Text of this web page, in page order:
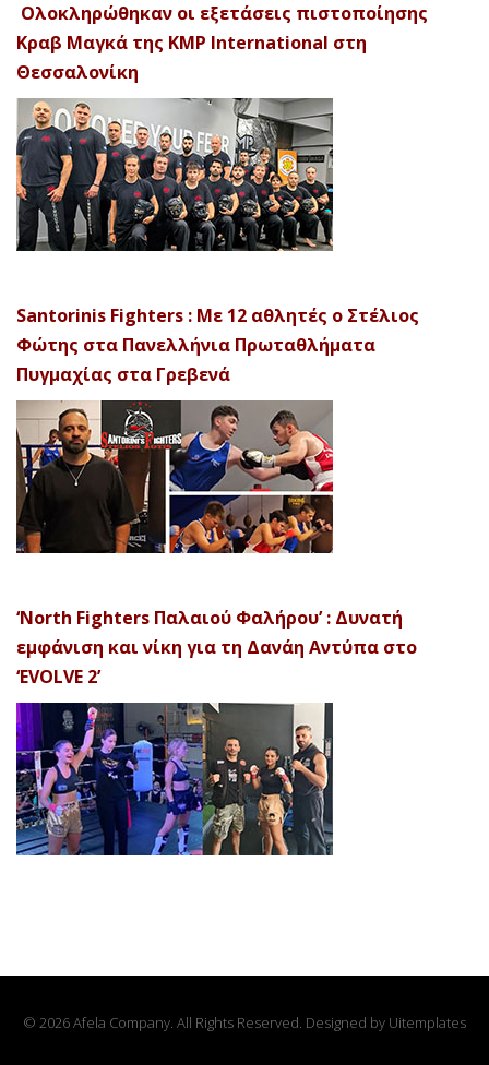
Ολοκληρώθηκαν οι εξετάσεις πιστοποίησης
Κραβ Μαγκά της KMP International στη
Θεσσαλονίκη
Santorinis Fighters : Με 12 αθλητές ο Στέλιος
Φώτης στα Πανελλήνια Πρωταθλήματα
Πυγμαχίας στα Γρεβενά
‘North Fighters Παλαιού Φαλήρου’ : Δυνατή
εμφάνιση και νίκη για τη Δανάη Αντύπα στο
‘EVOLVE 2’
© 2026 Afela Company. All Rights Reserved. Designed by Uitemplates